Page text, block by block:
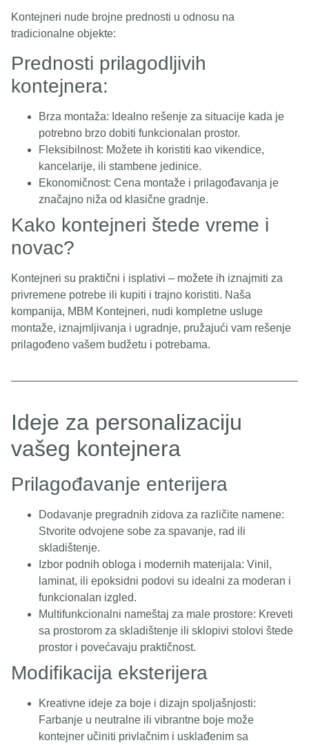
Kontejneri nude brojne prednosti u odnosu na
tradicionalne objekte:
Prednosti prilagodljivih
kontejnera:
Brza montaža: Idealno rešenje za situacije kada je
potrebno brzo dobiti funkcionalan prostor.
Fleksibilnost: Možete ih koristiti kao vikendice,
kancelarije, ili stambene jedinice.
Ekonomičnost: Cena montaže i prilagođavanja je
značajno niža od klasične gradnje.
Kako kontejneri štede vreme i
novac?
Kontejneri su praktični i isplativi – možete ih iznajmiti za
privremene potrebe ili kupiti i trajno koristiti. Naša
kompanija, MBM Kontejneri, nudi kompletne usluge
montaže, iznajmljivanja i ugradnje, pružajući vam rešenje
prilagođeno vašem budžetu i potrebama.
Ideje za personalizaciju
vašeg kontejnera
Prilagođavanje enterijera
Dodavanje pregradnih zidova za različite namene:
Stvorite odvojene sobe za spavanje, rad ili
skladištenje.
Izbor podnih obloga i modernih materijala: Vinil,
laminat, ili epoksidni podovi su idealni za moderan i
funkcionalan izgled.
Multifunkcionalni nameštaj za male prostore: Kreveti
sa prostorom za skladištenje ili sklopivi stolovi štede
prostor i povećavaju praktičnost.
Modifikacija eksterijera
Kreativne ideje za boje i dizajn spoljašnjosti:
Farbanje u neutralne ili vibrantne boje može
kontejner učiniti privlačnim i usklađenim sa